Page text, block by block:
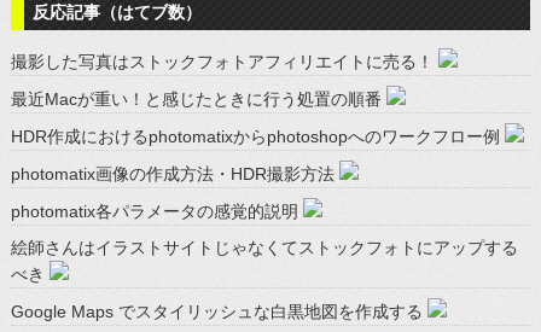
反応記事（はてブ数）
撮影した写真はストックフォトアフィリエイトに売る！
最近Macが重い！と感じたときに行う処置の順番
HDR作成におけるphotomatixからphotoshopへのワークフロー例
photomatix画像の作成方法・HDR撮影方法
photomatix各パラメータの感覚的説明
絵師さんはイラストサイトじゃなくてストックフォトにアップする
べき
Google Maps でスタイリッシュな白黒地図を作成する